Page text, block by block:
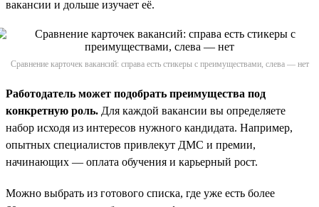
вакансии и дольше изучает её.
Сравнение карточек вакансий: справа есть стикеры с преимуществами, слева — нет
Работодатель может подобрать преимущества под
конкретную роль. Для каждой вакансии вы определяете
набор исходя из интересов нужного кандидата. Например,
опытных специалистов привлекут ДМС и премии,
начинающих — оплата обучения и карьерный рост.
Можно выбрать из готового списка, где уже есть более